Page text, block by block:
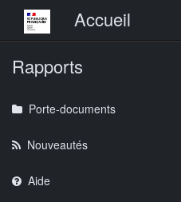
Menu principalAccueil
Rapports
Porte-documents
Nouveautés
Aide